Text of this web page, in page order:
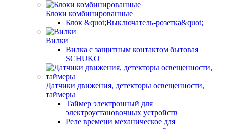
Блоки комбинированные
Блок &quot;Выключатель-розетка&quot;
Вилки
Вилка с защитным контактом бытовая
SCHUKO
Датчики движения, детекторы освещенности,
таймеры
Таймер электронный для
электроустановочных устройств
Реле времени механическое для